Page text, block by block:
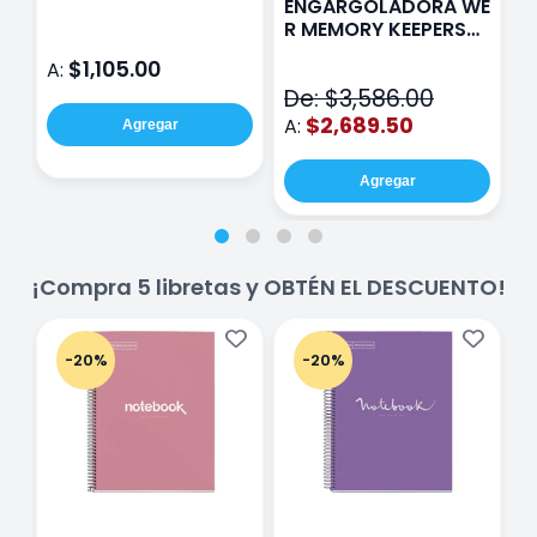
A: $1,105.00
Agregar
ENGARGOLADORA WE
R MEMORY KEEPERS
De: $3,586.00
A: $2,689.50
Agregar
¡Compra 5 libretas y OBTÉN EL DESCUENTO!
-20% -20%